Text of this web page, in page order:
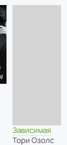
Зависимая
Тори Озолс